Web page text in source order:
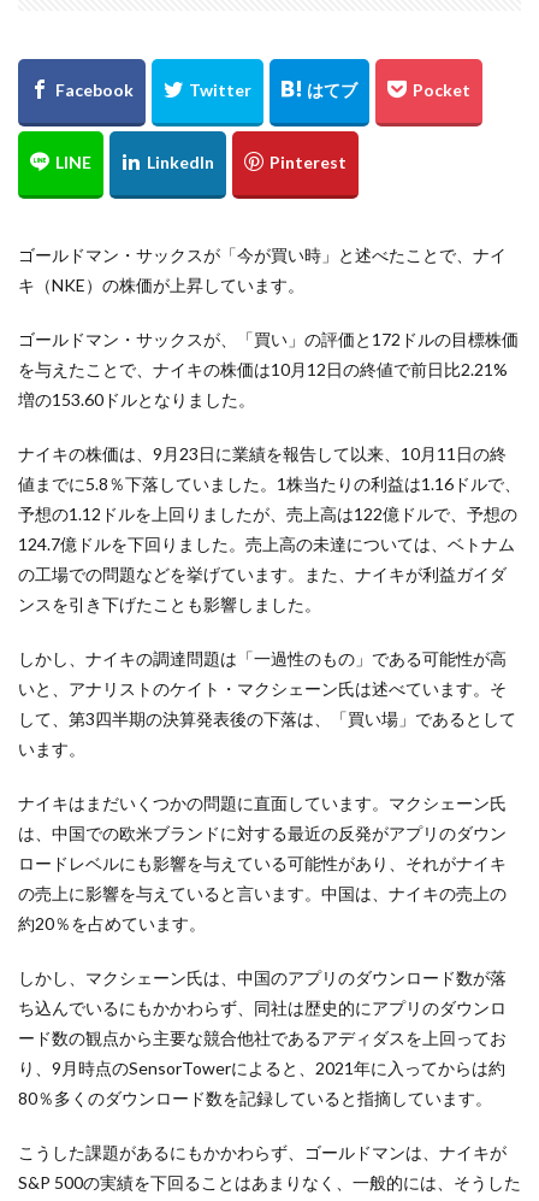
ゴールドマン・サックスが「今が買い時」と述べたことで、ナイ
キ（NKE）の株価が上昇しています。
ゴールドマン・サックスが、「買い」の評価と172ドルの目標株価
を与えたことで、ナイキの株価は10月12日の終値で前日比2.21%
増の153.60ドルとなりました。
ナイキの株価は、9月23日に業績を報告して以来、10月11日の終
値までに5.8％下落していました。1株当たりの利益は1.16ドルで、
予想の1.12ドルを上回りましたが、売上高は122億ドルで、予想の
124.7億ドルを下回りました。売上高の未達については、ベトナム
の工場での問題などを挙げています。また、ナイキが利益ガイダ
ンスを引き下げたことも影響しました。
しかし、ナイキの調達問題は「一過性のもの」である可能性が高
いと、アナリストのケイト・マクシェーン氏は述べています。そ
して、第3四半期の決算発表後の下落は、「買い場」であるとして
います。
ナイキはまだいくつかの問題に直面しています。マクシェーン氏
は、中国での欧米ブランドに対する最近の反発がアプリのダウン
ロードレベルにも影響を与えている可能性があり、それがナイキ
の売上に影響を与えていると言います。中国は、ナイキの売上の
約20％を占めています。
しかし、マクシェーン氏は、中国のアプリのダウンロード数が落
ち込んでいるにもかかわらず、同社は歴史的にアプリのダウンロ
ード数の観点から主要な競合他社であるアディダスを上回ってお
り、9月時点のSensorTowerによると、2021年に入ってからは約
80％多くのダウンロード数を記録していると指摘しています。
こうした課題があるにもかかわらず、ゴールドマンは、ナイキが
S&P 500の実績を下回ることはあまりなく、一般的には、そうした